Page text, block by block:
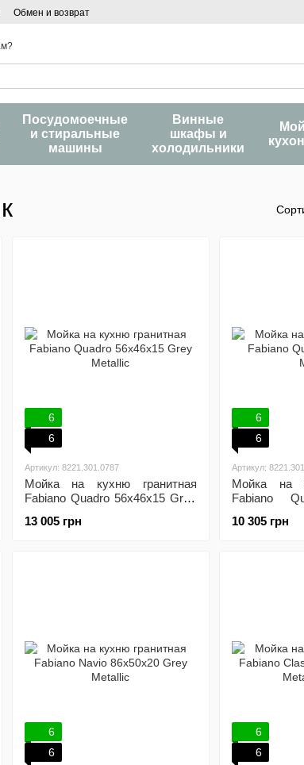
Обмен и возврат
Посудомоечные
и стиральные
машины
Винные
шкафы и
холодильники
6
6
Артикул: 8221.301.0787
Мойка на кухню гранитная
Fabiano Quadro 56x46x15 Grey
13 005 грн
6
6
Артикул:
Мойка на
Fabiano
10 305 грн
6
6
6
6